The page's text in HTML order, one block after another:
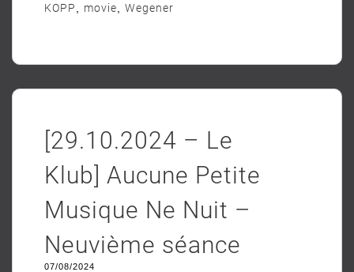
KOPP
movie Wegener
[29.10.2024 – Le
Klub] Aucune Petite
Musique Ne Nuit –
Neuvième séance
07/08/2024